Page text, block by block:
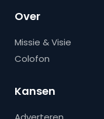
Over
Missie & Visie
Colofon
Kansen